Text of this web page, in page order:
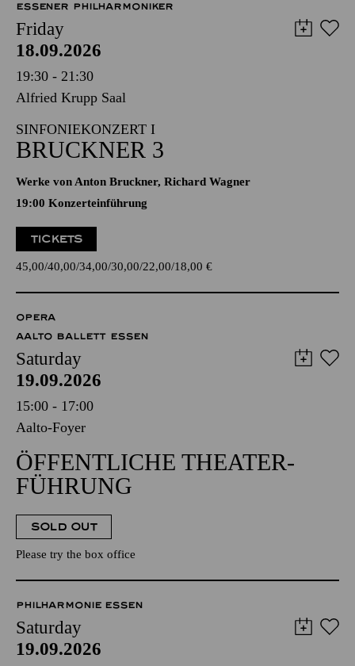
ESSENER PHILHARMONIKER
Friday
18.09.2026
19:30 - 21:30
Alfried Krupp Saal
SINFONIEKONZERT I
BRUCKNER 3
Werke von Anton Bruckner, Richard Wagner
19:00 Konzerteinführung
TICKETS
45,00 40,00 34,00 30,00 22,00 18,00 €
OPERA
AALTO BALLETT ESSEN
Saturday
19.09.2026
15:00 - 17:00
Aalto-Foyer
ÖFFENTLICHE THEATER­
FÜHRUNG
SOLD OUT
Please try the box office
PHILHARMONIE ESSEN
Saturday
19.09.2026